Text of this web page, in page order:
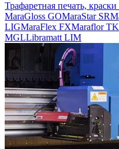
Трафаретная печать,
MaraGloss GOMaraStar SR
LIGMaraFlex FXMaraflor TK
MGLLibramatt LIM